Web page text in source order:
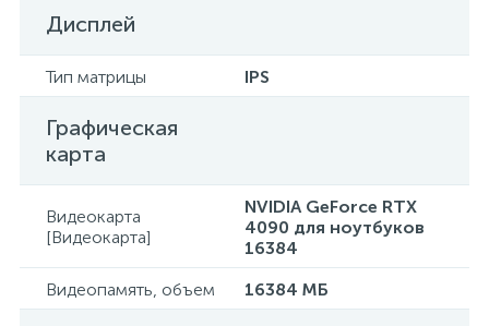
Дисплей
Тип матрицы IPS
Графическая
карта
Видеокарта
[Видеокарта]
NVIDIA GeForce RTX
4090 для ноутбуков
16384
Видеопамять, объем
16384 МБ